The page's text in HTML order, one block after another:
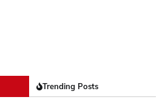
Trending Posts